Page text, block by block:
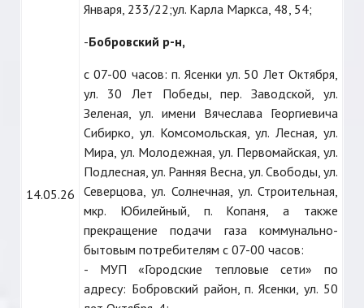
14.05.26
Января, 233/22;ул. Карла Маркса, 48, 54;
-Бобровский р-н,
с 07-00 часов: п. Ясенки ул. 50 Лет Октября,
ул. 30 Лет Победы, пер. Заводской, ул.
Зеленая, ул. имени Вячеслава Георгиевича
Сибирко, ул. Комсомольская, ул. Лесная, ул.
Мира, ул. Молодежная, ул. Первомайская, ул.
Подлесная, ул. Ранняя Весна, ул. Свободы, ул.
Северцова, ул. Солнечная, ул. Строительная,
мкр. Юбилейный, п. Копаня, а также
прекращение подачи газа коммунально-
бытовым потребителям с 07-00 часов:
- МУП «Городские тепловые сети» по
адресу: Бобровский район, п. Ясенки, ул. 50